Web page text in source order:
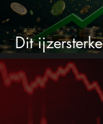
Dit
stijgen